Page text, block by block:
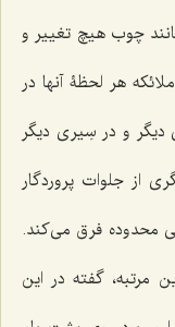
چوب هیچ تغییر و
هر لحظۀ آنها در
دیگر و در سِیری دیگر
از جلوات پروردگار
محدوده فرق می‌کند.
مرتبه، گفته در این